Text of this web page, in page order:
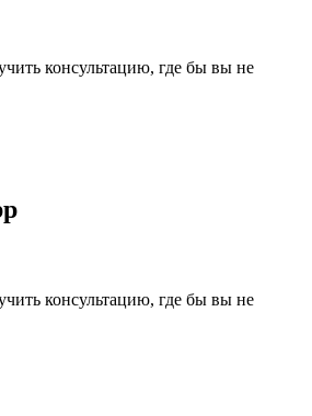
консультацию, где бы вы не
консультацию, где бы вы не